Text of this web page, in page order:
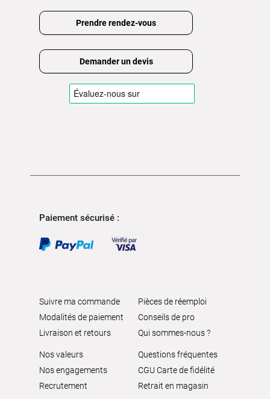
Prendre rendez-vous
Demander un devis
Paiement sécurisé :
Suivre ma commande
Modalités de paiement
Livraison et retours
Pièces de réemploi
Conseils de pro
Qui sommes-nous ?
Nos valeurs
Nos engagements
Recrutement
Questions fréquentes
CGU Carte de fidélité
Retrait en magasin